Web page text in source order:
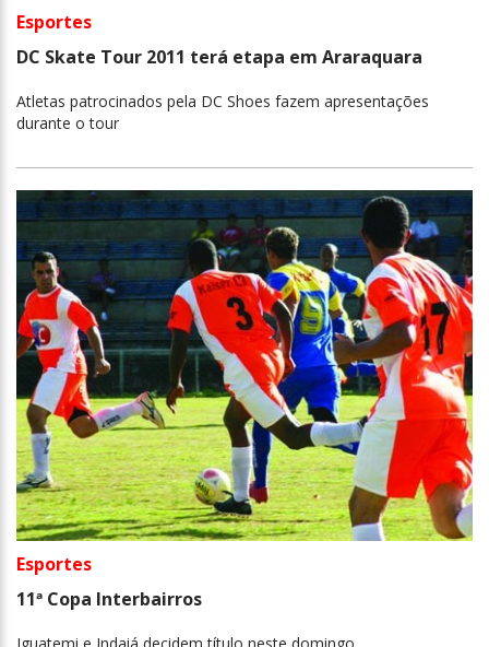
Esportes
DC Skate Tour 2011 terá etapa em Araraquara
Atletas patrocinados pela DC Shoes fazem apresentações
durante o tour
Esportes
11ª Copa Interbairros